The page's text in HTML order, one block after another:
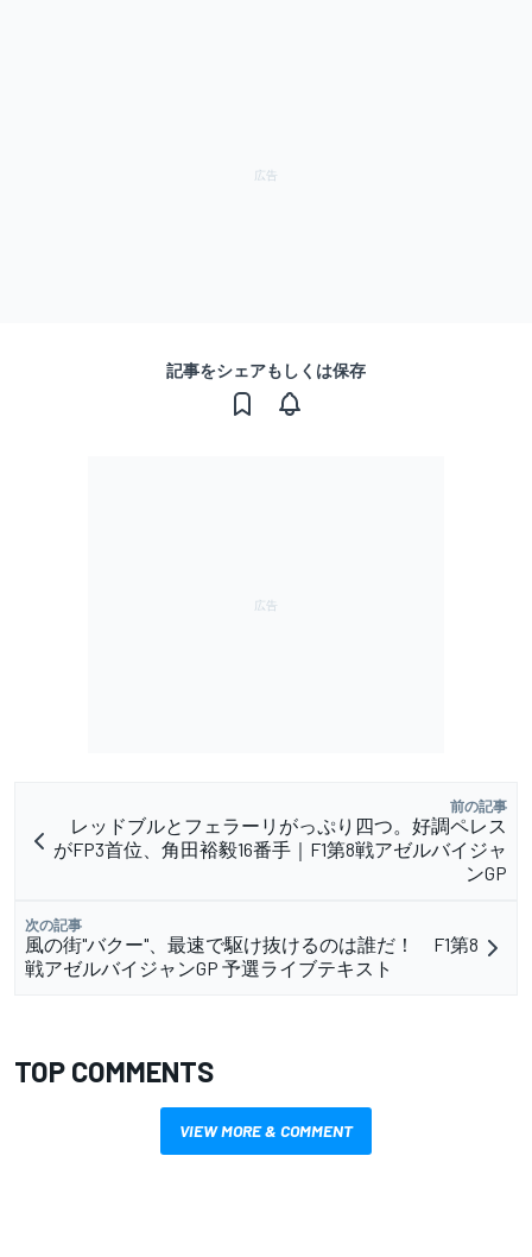
記事をシェアもしくは保存
前の記事
レッドブルとフェラーリがっぷり四つ。好調ペレス
がFP3首位、角田裕毅16番手｜F1第8戦アゼルバイジャ
ンGP
次の記事
風の街"バクー"、最速で駆け抜けるのは誰だ！ F1第8
戦アゼルバイジャンGP 予選ライブテキスト
TOP COMMENTS
VIEW MORE & COMMENT